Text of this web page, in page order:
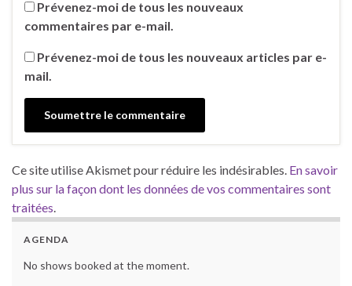
Prévenez-moi de tous les nouveaux
commentaires par e-mail.
Prévenez-moi de tous les nouveaux articles par e-
mail.
Ce site utilise Akismet pour réduire les indésirables. En savoir
plus sur la façon dont les données de vos commentaires sont
traitées.
AGENDA
No shows booked at the moment.